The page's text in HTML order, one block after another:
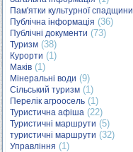
Пам'ятки культурної спадщини
Публічна інформація (36)
Публічні документи (73)
Туризм (38)
Курорти (1)
Маків (1)
Мінеральні води (9)
Сільський туризм (1)
Перелік агроосель (1)
Туристична афіша (22)
Туристичні маршрути (5)
туристичні маршрути (32)
Управління (1)